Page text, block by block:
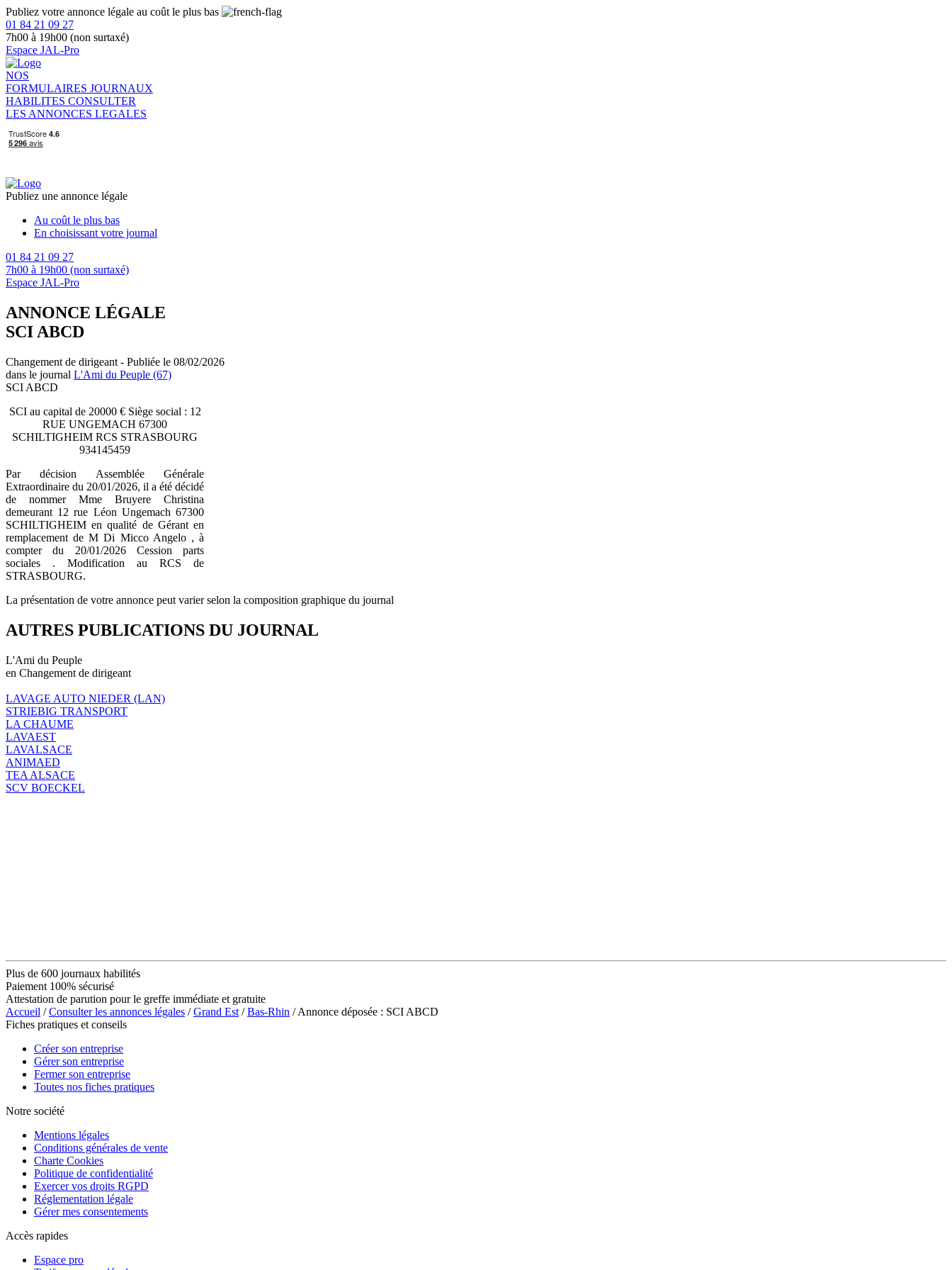
Publiez votre annonce légale au coût le plus bas
01 84 21 09 27
7h00 à 19h00 (non surtaxé)
Espace JAL-Pro
NOS
FORMULAIRES JOURNAUX
HABILITES CONSULTER
LES ANNONCES LEGALES
Publiez une annonce légale
Au coût le plus bas
En choisissant votre journal
01 84 21 09 27
7h00 à 19h00 (non surtaxé)
Espace JAL-Pro
ANNONCE LÉGALE
SCI ABCD
Changement de dirigeant - Publiée le 08/02/2026
dans le journal L'Ami du Peuple (67)
SCI ABCD
SCI au capital de 20000 € Siège social : 12
RUE UNGEMACH 67300
SCHILTIGHEIM RCS STRASBOURG
934145459
Par décision Assemblée Générale
Extraordinaire du 20/01/2026, il a été décidé
de nommer Mme Bruyere Christina
demeurant 12 rue Léon Ungemach 67300
SCHILTIGHEIM en qualité de Gérant en
remplacement de M Di Micco Angelo , à
compter du 20/01/2026 Cession parts
sociales . Modification au RCS de
STRASBOURG.
La présentation de votre annonce peut varier selon la composition graphique du journal
AUTRES PUBLICATIONS DU JOURNAL
L'Ami du Peuple
en Changement de dirigeant
LAVAGE AUTO NIEDER (LAN)
STRIEBIG TRANSPORT
LA CHAUME
LAVAEST
LAVALSACE
ANIMAED
TEA ALSACE
SCV BOECKEL
Plus de 600 journaux habilités
Paiement 100% sécurisé
Attestation de parution pour le greffe immédiate et gratuite
Accueil /Consulter les annonces légales /Grand Est /Bas-Rhin / Annonce déposée : SCI ABCD
Fiches pratiques et conseils
Créer son entreprise
Gérer son entreprise
Fermer son entreprise
Toutes nos fiches pratiques
Notre société
Mentions légales
Conditions générales de vente
Charte Cookies
Politique de confidentialité
Exercer vos droits RGPD
Réglementation légale
Gérer mes consentements
Accès rapides
Espace pro